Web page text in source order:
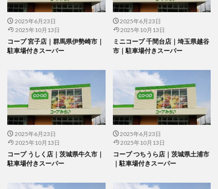
2025年6月23日
2025年10月13日
コープ 宮子店｜群馬県伊勢崎市｜
駐車場付きスーパー
2025年6月23日
2025年10月13日
ミニコープ 千間台店｜埼玉県越谷
市｜駐車場付きスーパー
2025年6月23日
2025年10月13日
コープ うしく店｜茨城県牛久市｜
駐車場付きスーパー
2025年6月23日
2025年10月13日
コープ つちうら店｜茨城県土浦市
｜駐車場付きスーパー